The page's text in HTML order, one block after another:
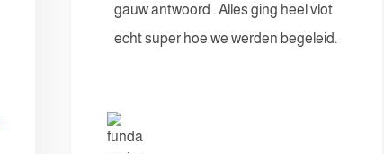
gauw antwoord . Alles ging heel vlot
echt super hoe we werden begeleid.